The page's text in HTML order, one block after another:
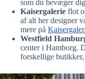
som du bevæger
Kaisergalerie flot
af alt her designer
mere på
Westfield
center i Hamborg.
forskellige butikker,